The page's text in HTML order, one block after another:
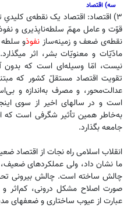
سه) اقتصاد
۳) اقتصاد: اقتصاد یک نقطه‌ی
قوّت و عامل مهمّ سلطه‌ناپذیری و
نقطه‌ی ضعف و زمینه‌‌ساز نفوذو
مادّیّات و معنویّات بشر، اثر
نیست، امّا وسیله‌ای است که بدون
تقویت اقتصاد مستقلّ کشور که
عدالت‌محور، و مصرف به‌اندازه و
است و در سالهای اخیر از سوی
به‌خاطر همین تأثیر شگرفی است که
جامعه بگذارد.
انقلاب اسلامی راه نجات از اقتصاد
ما نشان داد، ولی عملکردهای ضعیف،
چالش ساخته است. چالش بیرونی
صورت اصلاح مشکل درونی، کم‌اثر
عبارت از عیوب ساختاری و ضعفهای